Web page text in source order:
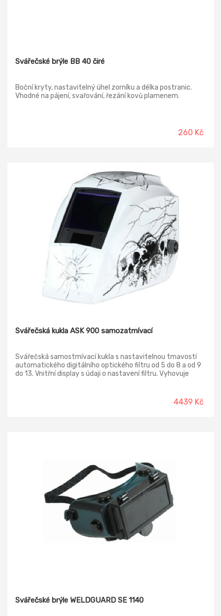
Svářečské brýle BB 40 čiré
Boční kryty, nastavitelný úhel zorníku a délka postranic.
Vhodné na pájení, svařování, řezání kovů plamenem.
260 Kč
Svářečská kukla ASK 900 samozatmívací
Svářečská samostmívací kukla s nastavitelnou tmavostí
automatického digitálního optického filtru od 5 do 8 a od 9
do 13. Vnitřní display s údaji o nastavení filtru. Vyhovuje
4439 Kč
Svářečské brýle WELDGUARD SE 1140